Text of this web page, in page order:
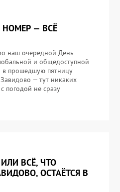
— ВСЁ
наш очередной День
и общедоступной
в прошедшую пятницу
— тут никаких
погодой не сразу
ВСЁ, ЧТО
ОСТАЁТСЯ В